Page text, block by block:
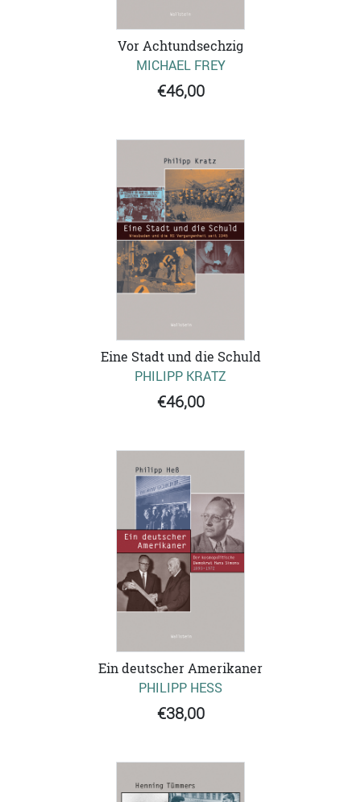
Vor Achtundsechzig
MICHAEL FREY
€46,00
Eine Stadt und die Schuld
PHILIPP KRATZ
€46,00
Ein deutscher Amerikaner
PHILIPP HESS
€38,00